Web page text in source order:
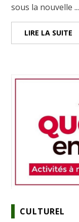
sous la nouvelle ...
LIRE LA SUITE
CULTUREL